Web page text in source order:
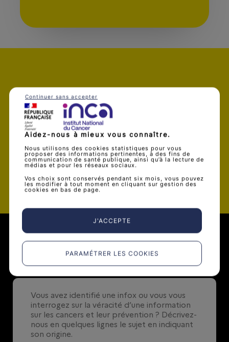
Je souhaite être alerté par mail dès
qu’une nouvelle infox est publiée
Valider
Soumettre une infox
0 / 500
Aidez-nous à mieux vous connaître.
Nous utilisons des cookies statistiques pour vous
proposer des informations pertinentes, à des fins de
communication de santé publique, ainsi qu’à la lecture de
médias et pour les réseaux sociaux.
Vos choix sont conservés pendant six mois, vous pouvez
les modifier à tout moment en cliquant sur gestion des
cookies en bas de page.
J'ACCEPTE
PARAMÉTRER LES COOKIES
Continuer sans accepter